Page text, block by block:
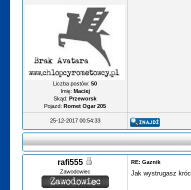
Liczba postów:50
Imię: Maciej
Skąd: Przeworsk
Pojazd: Romet Ogar 205
25-12-2017 00:54:33
rafi555
Zawodowiec
RE: Gaznik
Jak wystrugasz